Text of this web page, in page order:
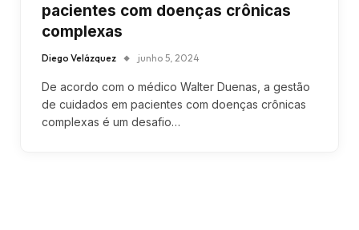
pacientes com doenças crônicas
complexas
Diego Velázquez junho 5, 2024
De acordo com o médico Walter Duenas, a gestão
de cuidados em pacientes com doenças crônicas
complexas é um desafio…